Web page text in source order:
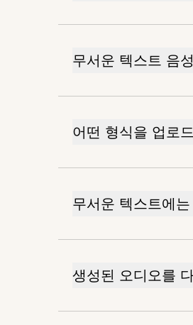
무서운 텍스트 음
어떤 형식을 업로
무서운 텍스트에
생성된 오디오를